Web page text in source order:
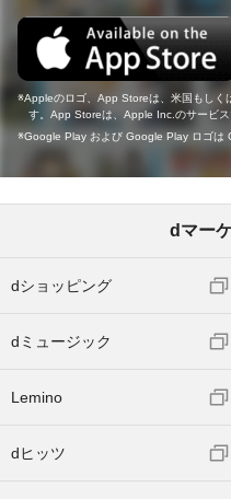
Appleのロゴ、App Storeは、米国もしく
す。App Storeは、Apple Inc.のサービス
Google Play および Google Play ロゴは
dマー
dショッピング
dミュージック
Lemino
dヒッツ